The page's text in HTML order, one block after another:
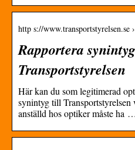
http s://
Rapportera
Transportstyrelsen
Här kan du som legitimerad
synintyg till Transportstyrelsen
anställd hos optiker måste ha …